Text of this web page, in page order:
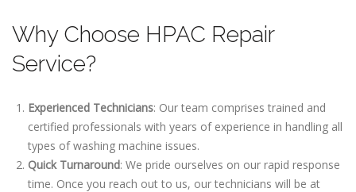
Why Choose HPAC Repair
Service?
Experienced Technicians: Our team comprises trained and
certified professionals with years of experience in handling all
types of washing machine issues.
Quick Turnaround: We pride ourselves on our rapid response
time. Once you reach out to us, our technicians will be at